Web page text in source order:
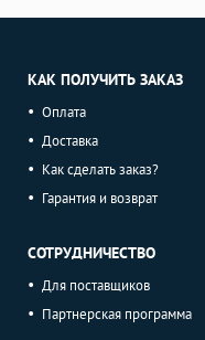
КАК ПОЛУЧИТЬ ЗАКАЗ
Оплата
Доставка
Как сделать заказ?
Гарантия и возврат
СОТРУДНИЧЕСТВО
Для поставщиков
Партнерская программа